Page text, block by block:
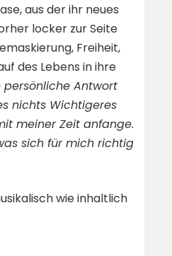
aus der ihr neues
locker zur Seite
Freiheit,
des Lebens in ihre
persönliche Antwort
nichts Wichtigeres
meiner Zeit anfange.
sich für mich richtig
wie inhaltlich